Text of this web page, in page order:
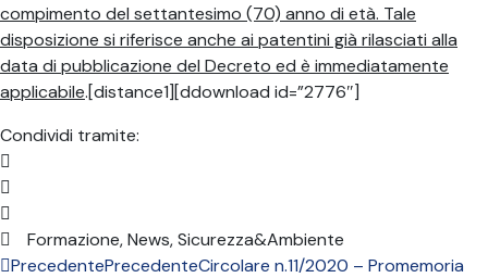
compimento del settantesimo (70) anno di età. Tale
disposizione si riferisce anche ai patentini già rilasciati alla
data di pubblicazione del Decreto ed è immediatamente
applicabile.[distance1][ddownload id=”2776″]
Condividi tramite:
Formazione,News,Sicurezza&Ambiente
PrecedentePrecedenteCircolare n.11/2020 – Promemoria